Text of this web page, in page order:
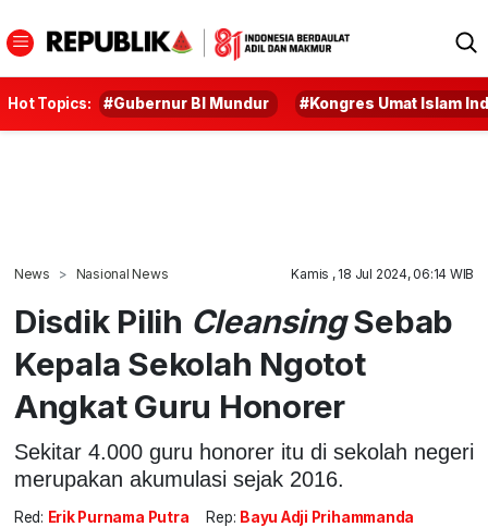
Hot Topics: #Gubernur BI Mundur #Kongres Umat Islam
News Nasional News Kamis , 18 Jul 2024, 06:14 WIB
Disdik Pilih CleansingSebab
Kepala Sekolah Ngotot
Angkat Guru Honorer
Sekitar 4.000 guru honorer itu di sekolah negeri
merupakan akumulasi sejak 2016.
Red: Erik Purnama Putra Rep: Bayu Adji Prihammanda